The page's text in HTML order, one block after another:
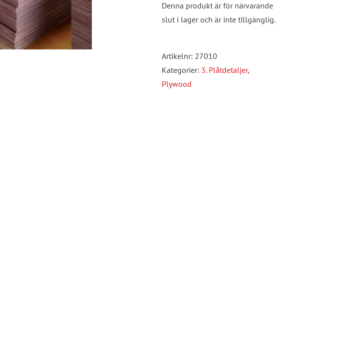
Denna produkt är för närvarande
slut i lager och är inte tillgänglig.
Artikelnr: 27010
Kategorier: 3. Plåtdetaljer,
Plywood